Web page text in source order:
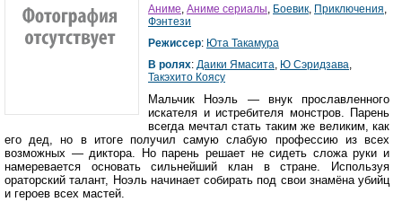
Аниме, Аниме сериалы, Боевик, Приключения,
Фэнтези
Режиссер: Юта Такамура
В ролях: Даики Ямасита, Ю Сэридзава,
Такэхито Коясу
Мальчик Ноэль — внук прославленного
искателя и истребителя монстров. Парень
всегда мечтал стать таким же великим, как
его дед, но в итоге получил самую слабую профессию из всех
возможных — диктора. Но парень решает не сидеть сложа руки и
намеревается основать сильнейший клан в стране. Используя
ораторский талант, Ноэль начинает собирать под свои знамёна убийц
и героев всех мастей.